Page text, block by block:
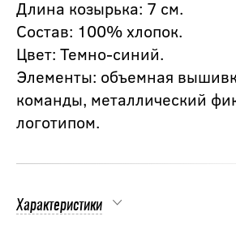
Длина козырька: 7 см.
Состав: 100% хлопок.
Цвет: Темно-синий.
Элементы: объемная
команды, металлический
логотипом.
Характеристики